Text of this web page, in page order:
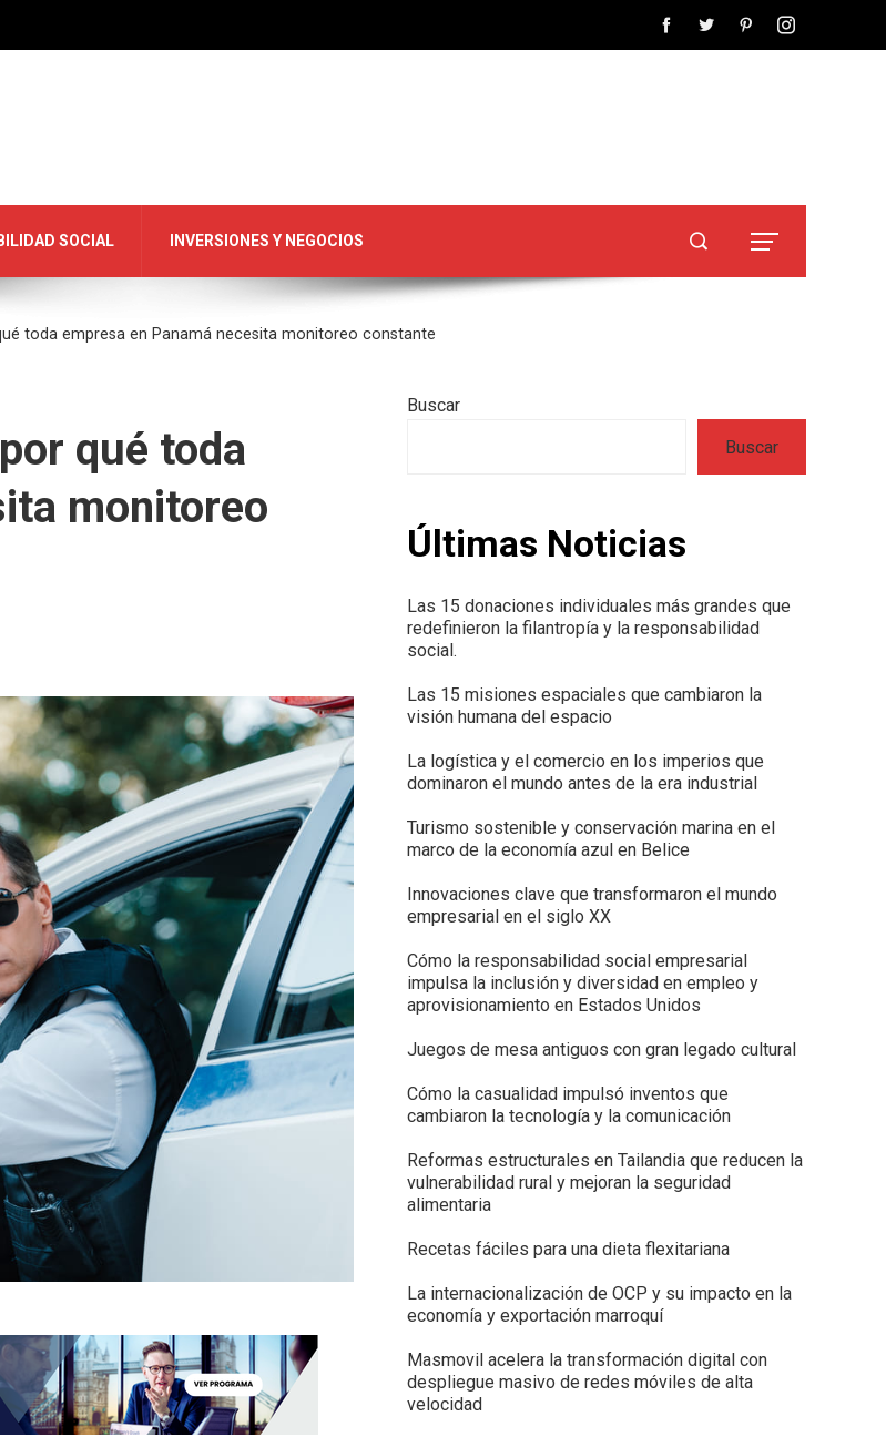
SOCIAL INVERSIONES Y NEGOCIOS
toda empresa en Panamá necesita monitoreo constante
qué toda
monitoreo
Buscar
Buscar
Últimas Noticias
Las 15 donaciones individuales más grandes que
redefinieron la filantropía y la responsabilidad
social.
Las 15 misiones espaciales que cambiaron la
visión humana del espacio
La logística y el comercio en los imperios que
dominaron el mundo antes de la era industrial
Turismo sostenible y conservación marina en el
marco de la economía azul en Belice
Innovaciones clave que transformaron el mundo
empresarial en el siglo XX
Cómo la responsabilidad social empresarial
impulsa la inclusión y diversidad en empleo y
aprovisionamiento en Estados Unidos
Juegos de mesa antiguos con gran legado cultural
Cómo la casualidad impulsó inventos que
cambiaron la tecnología y la comunicación
Reformas estructurales en Tailandia que reducen la
vulnerabilidad rural y mejoran la seguridad
alimentaria
Recetas fáciles para una dieta flexitariana
La internacionalización de OCP y su impacto en la
economía y exportación marroquí
Masmovil acelera la transformación digital con
despliegue masivo de redes móviles de alta
velocidad